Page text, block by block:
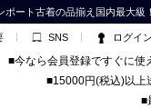
ート古着の品揃え国内最大級
SNS ログイン
■今なら会員登録ですぐに使
■15000円(税込)以上
■